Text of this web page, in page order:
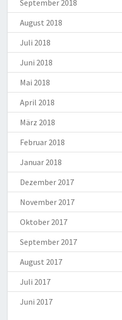
September 2018
August 2018
Juli 2018
Juni 2018
Mai 2018
April 2018
März 2018
Februar 2018
Januar 2018
Dezember 2017
November 2017
Oktober 2017
September 2017
August 2017
Juli 2017
Juni 2017